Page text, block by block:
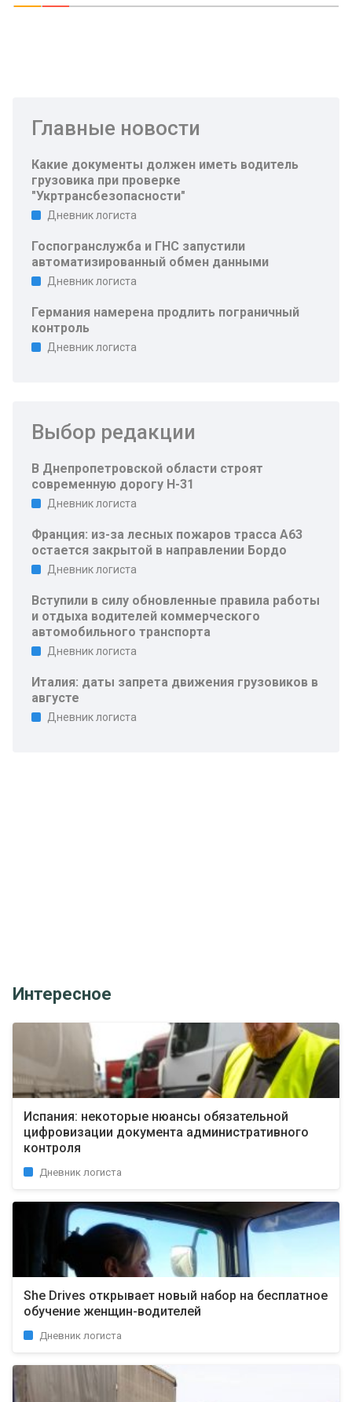
Главные новости
Какие документы должен иметь водитель
грузовика при проверке
"Укртрансбезопасности"
Дневник логиста
Госпогранслужба и ГНС запустили
автоматизированный обмен данными
Дневник логиста
Германия намерена продлить пограничный
контроль
Дневник логиста
Выбор редакции
В Днепропетровской области строят
современную дорогу Н-31
Дневник логиста
Франция: из-за лесных пожаров трасса A63
остается закрытой в направлении Бордо
Дневник логиста
Вступили в силу обновленные правила работы
и отдыха водителей коммерческого
автомобильного транспорта
Дневник логиста
Италия: даты запрета движения грузовиков в
августе
Дневник логиста
Интересное
Испания: некоторые нюансы обязательной
цифровизации документа административного
контроля
Дневник логиста
She Drives открывает новый набор на бесплатное
обучение женщин-водителей
Дневник логиста